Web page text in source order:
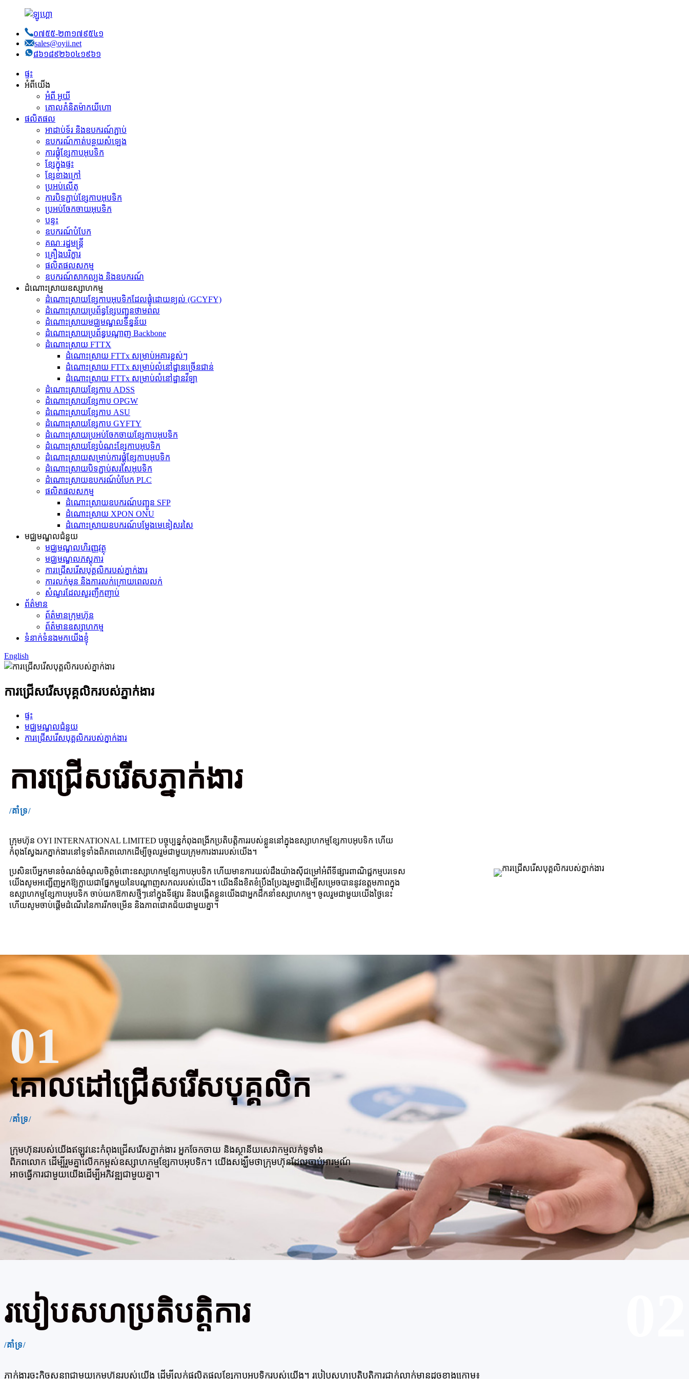
០៧៥៥-២៣១៧៩៥៤១
sales@oyii.net
៨៦១៨៩២៦០៤១៩៦១
ផ្ទះ
អំពីយើង
អំពី អូយី
គោលគំនិត​ម៉ាកយីហោ
ផលិតផល
អាដាប់ទ័រ និងឧបករណ៍ភ្ជាប់
ឧបករណ៍កាត់បន្ថយសំឡេង
ការផ្គុំខ្សែកាបអុបទិក
ខ្សែ​ក្នុង​ផ្ទះ
ខ្សែខាងក្រៅ
ប្រអប់​លើ​តុ
ការបិទភ្ជាប់ខ្សែកាបអុបទិក
ប្រអប់ចែកចាយអុបទិក
បន្ទះ
ឧបករណ៍បំបែក
គណៈរដ្ឋមន្ត្រី
គ្រឿងបរិក្ខារ
ផលិតផលសកម្ម
ឧបករណ៍សាកល្បង និងឧបករណ៍
ដំណោះស្រាយឧស្សាហកម្ម
ដំណោះស្រាយខ្សែកាបអុបទិកដែលផ្លុំដោយខ្យល់ (GCYFY)
ដំណោះស្រាយប្រព័ន្ធខ្សែបញ្ជូនថាមពល
ដំណោះស្រាយមជ្ឈមណ្ឌលទិន្នន័យ
ដំណោះស្រាយប្រព័ន្ធបណ្តាញ Backbone
ដំណោះស្រាយ FTTX
ដំណោះស្រាយ FTTx សម្រាប់អគារខ្ពស់ៗ
ដំណោះស្រាយ FTTx សម្រាប់លំនៅដ្ឋានច្រើនជាន់
ដំណោះស្រាយ FTTx សម្រាប់លំនៅដ្ឋានវីឡា
ដំណោះស្រាយខ្សែកាប ADSS
ដំណោះស្រាយខ្សែកាប OPGW
ដំណោះស្រាយខ្សែកាប ASU
ដំណោះស្រាយខ្សែកាប GYFTY
ដំណោះស្រាយប្រអប់ចែកចាយខ្សែកាបអុបទិក
ដំណោះស្រាយខ្សែបំណះខ្សែកាបអុបទិក
ដំណោះស្រាយ​សម្រាប់​ការ​ផ្គុំ​ខ្សែកាបអុបទិក
ដំណោះស្រាយបិទភ្ជាប់សរសៃអុបទិក
ដំណោះស្រាយ​ឧបករណ៍​បំបែក PLC
ផលិតផលសកម្ម
ដំណោះស្រាយឧបករណ៍បញ្ជូន SFP
ដំណោះស្រាយ XPON ONU
ដំណោះស្រាយឧបករណ៍បម្លែងមេឌៀសរសៃ
មជ្ឈមណ្ឌលជំនួយ
មជ្ឈមណ្ឌលហិរញ្ញវត្ថុ
មជ្ឈមណ្ឌល​ភស្តុភារ
ការជ្រើសរើសបុគ្គលិករបស់ភ្នាក់ងារ
ការលក់មុន និងការលក់ក្រោយពេលលក់
សំណួរដែលសួរញឹកញាប់
ព័ត៌មាន
ព័ត៌មានក្រុមហ៊ុន
ព័ត៌មានឧស្សាហកម្ម
ទំនាក់ទំនងមកយើងខ្ញុំ
English
ការជ្រើសរើសបុគ្គលិករបស់ភ្នាក់ងារ
ផ្ទះ
មជ្ឈមណ្ឌលជំនួយ
ការជ្រើសរើសបុគ្គលិករបស់ភ្នាក់ងារ
ការជ្រើសរើសភ្នាក់ងារ
/គាំទ្រ/
ក្រុមហ៊ុន OYI INTERNATIONAL LIMITED បច្ចុប្បន្នកំពុងពង្រីកប្រតិបត្តិការរបស់ខ្លួននៅក្នុងឧស្សាហកម្មខ្សែកាបអុបទិក ហើយ
កំពុងស្វែងរកភ្នាក់ងារនៅទូទាំងពិភពលោកដើម្បីចូលរួមជាមួយក្រុមការងាររបស់យើង។
ប្រសិនបើអ្នកមានចំណង់ចំណូលចិត្តចំពោះឧស្សាហកម្មខ្សែកាបអុបទិក ហើយមានការយល់ដឹងយ៉ាងស៊ីជម្រៅអំពីទីផ្សារពាណិជ្ជកម្មបរទេស
យើងសូមអញ្ជើញអ្នកឱ្យក្លាយជាផ្នែកមួយនៃបណ្តាញសកលរបស់យើង។ យើងនឹងខិតខំប្រឹងប្រែងរួមគ្នាដើម្បីសម្រេចបាននូវឧត្តមភាពក្នុង
ឧស្សាហកម្មខ្សែកាបអុបទិក ចាប់យកឱកាសថ្មីៗនៅក្នុងទីផ្សារ និងបង្កើតខ្លួនយើងជាអ្នកដឹកនាំឧស្សាហកម្ម។ ចូលរួមជាមួយយើងថ្ងៃនេះ
ហើយសូមចាប់ផ្តើមដំណើរនៃការរីកចម្រើន និងភាពជោគជ័យជាមួយគ្នា។
01
គោលដៅជ្រើសរើសបុគ្គលិក
/គាំទ្រ/
ក្រុមហ៊ុនរបស់យើងឥឡូវនេះកំពុងជ្រើសរើសភ្នាក់ងារ អ្នកចែកចាយ និងស្ថានីយសេវាកម្មលក់ទូទាំង
ពិភពលោក ដើម្បីរួមគ្នាលើកកម្ពស់ឧស្សាហកម្មខ្សែកាបអុបទិក។ យើងសង្ឃឹមថាក្រុមហ៊ុនដែលចាប់អារម្មណ៍
អាចធ្វើការជាមួយយើងដើម្បីអភិវឌ្ឍជាមួយគ្នា។
របៀបសហប្រតិបត្តិការ
/គាំទ្រ/
ភ្នាក់ងារចុះកិច្ចសន្យាជាមួយក្រុមហ៊ុនរបស់យើង ដើម្បីលក់ផលិតផលខ្សែកាបអុបទិករបស់យើង។ របៀបសហប្រតិបត្តិការជាក់លាក់មានដូចខាងក្រោម៖